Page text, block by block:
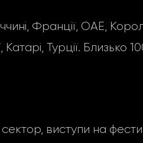
Франції, ОАЕ,
Турції. Близько
виступи на